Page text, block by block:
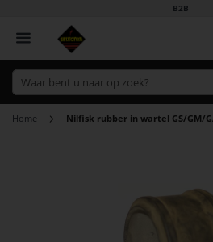
B2B
Home Nilfisk rubber in wartel GS/GM/